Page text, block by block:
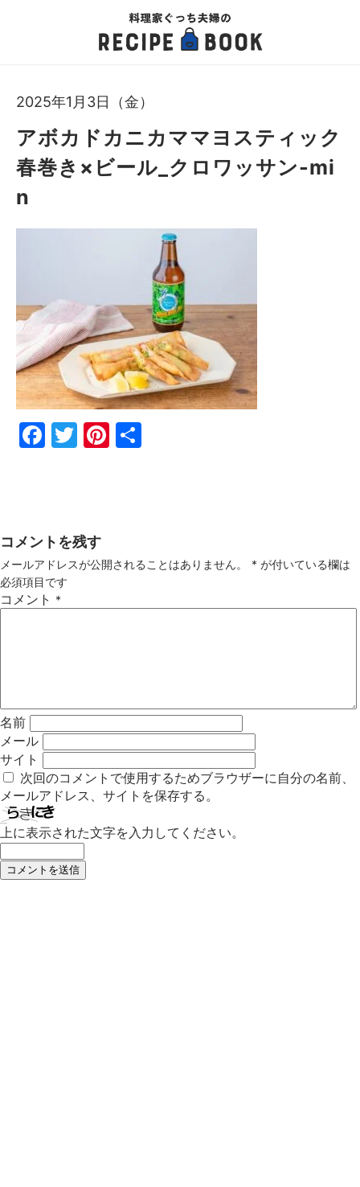
2025年1月3日（金）
アボカドカニカママヨスティック
春巻き×ビール_クロワッサン-mi
n
Fac
Twi
Pin
コメントを残す
メールアドレスが公開されることはありません。 * が付いている欄は
必須項目です
コメント *
名前
メール
サイト
次回のコメントで使用するためブラウザーに自分の名前、
メールアドレス、サイトを保存する。
上に表示された文字を入力してください。